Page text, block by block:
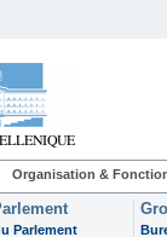
Organisation &
Parlement